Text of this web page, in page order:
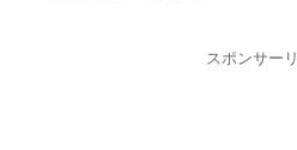
スポンサー